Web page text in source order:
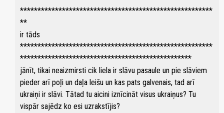
*******************************************************
**
ir tāds
*******************************************************
*************************************************
jānīt, tikai neaizmirsti cik liela ir slāvu pasaule un pie slāviem
pieder arī poļi un daļa leišu un kas pats galvenais, tad arī
ukraiņi ir slāvi. Tātad tu aicini iznīcināt visus ukraiņus? Tu
vispār sajēdz ko esi uzrakstījis?